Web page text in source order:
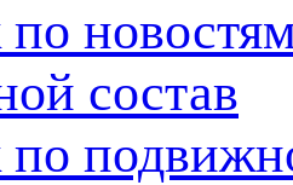
состав